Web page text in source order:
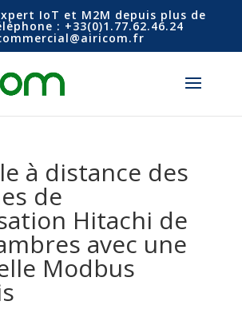
IoT et M2M depuis plus de
: +33(0)1.77.62.46.24
à distance des
de
Hitachi de
avec une
Modbus